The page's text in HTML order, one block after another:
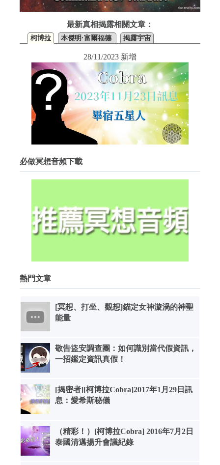
最新真相揭露相關文章：
柯博拉 本傑明·富爾福德 揭露宇宙
28/11/2023 新增
必做冥想音頻下載
熱門文章
[冥想、打坐、觀想]錨定女神漩渦的神聖
能量
敬告盜安調查團：如何識別當代假資訊，
一招鑑定資訊真假！
[揭密者][柯博拉Cobra]2017年1月29日訊
息：愛希斯秘儀
（精彩！）[柯博拉Cobra] 2016年7月2日
泰國清邁揚升會議紀錄